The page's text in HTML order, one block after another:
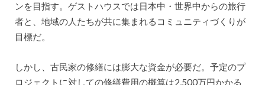
ンを目指す。ゲストハウスでは日本中・世界中からの旅行
者と、地域の人たちが共に集まれるコミュニティづくりが
目標だ。
しかし、古民家の修繕には膨大な資金が必要だ。予定のプ
ロジェクトに対しての修繕費用の概算は2,500万円かかる